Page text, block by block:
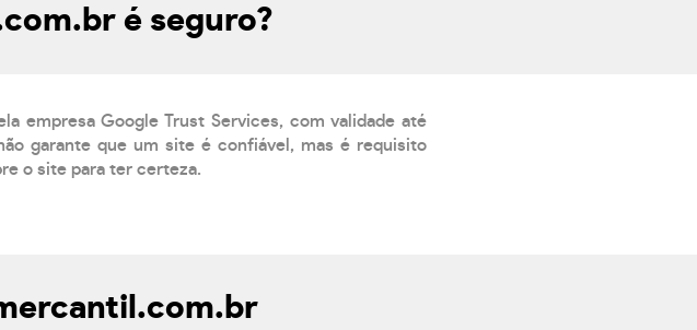
é seguro?
empresa Google Trust Services, com validade até
garante que um site é confiável, mas é requisito
o site para ter certeza.